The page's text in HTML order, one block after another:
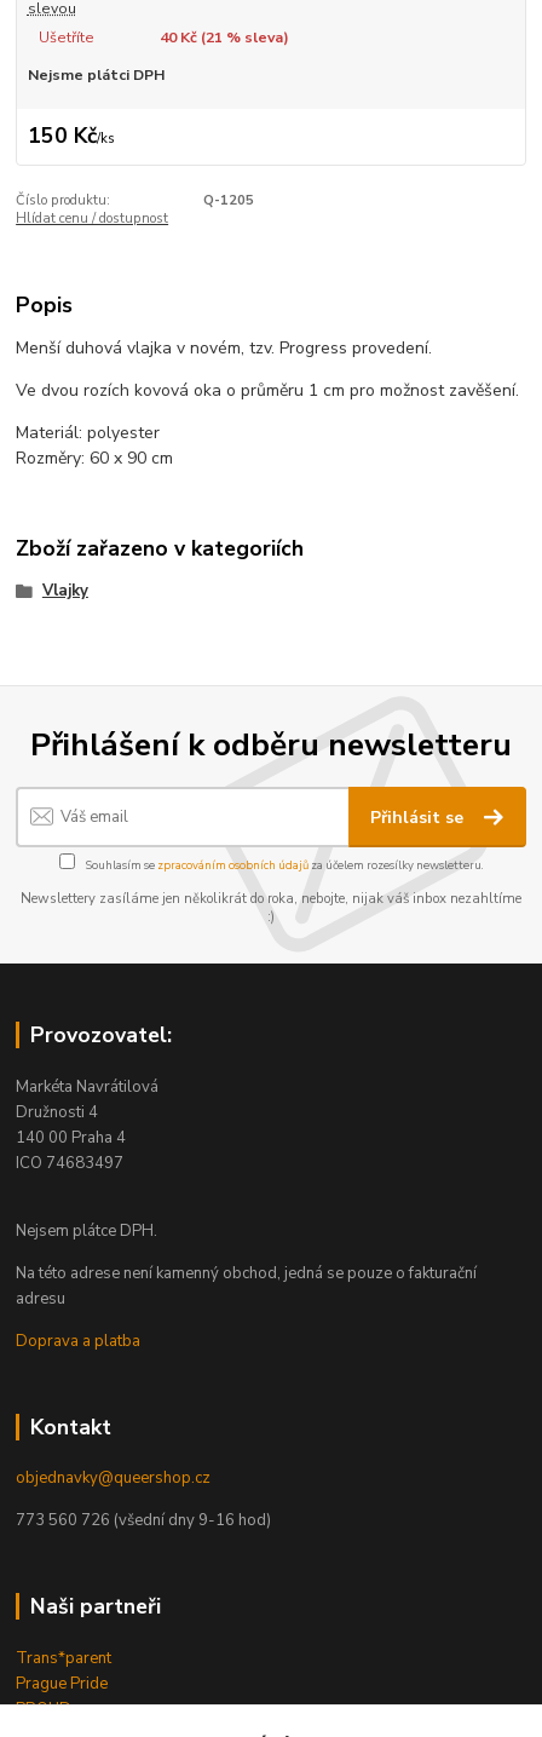
slevou
Ušetříte 40 Kč (21 % sleva)
Nejsme plátci DPH
150 Kč/ks
Číslo produktu:
Q-1205
Hlídat cenu / dostupnost
Popis
Menší duhová vlajka v novém, tzv. Progress provedení.
Ve dvou rozích kovová oka o průměru 1 cm pro možnost zavěšení.
Materiál: polyester
Rozměry: 60 x 90 cm
Zboží zařazeno v kategoriích
Vlajky
Přihlášení k odběru newsletteru
Přihlásit se
Souhlasím se zpracováním osobních údajůza účelem rozesílky newsletteru.
Newslettery zasíláme jen několikrát do roka, nebojte, nijak váš inbox nezahltíme
:)
Provozovatel:
Markéta Navrátilová
Družnosti 4
140 00 Praha 4
ICO 74683497
Nejsem plátce DPH.
Na této adrese není kamenný obchod, jedná se pouze o fakturační
adresu
Doprava a platba
Kontakt
objednavky@queershop.cz
773 560 726 (všední dny 9-16 hod)
Naši partneři
Trans*parent
Prague Pride
PROUD